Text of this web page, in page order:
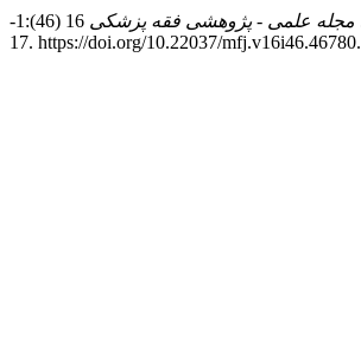
مجله علمی - پژوهشی فقه پزشکی
16 (46):1-
17. https://doi.org/10.22037/mfj.v16i46.46780.